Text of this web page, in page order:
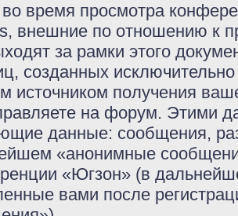
время просмотра
внешние по отношению к
за рамки этого
созданных
источником получения
на форум. Этими
данные: сообщения,
«анонимные
«Югзон» (в
вами после